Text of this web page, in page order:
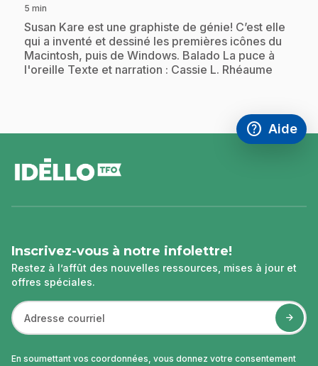
5 min
.Susan Kare est une graphiste de génie! C’est elle
qui a inventé et dessiné les premières icônes du
Macintosh, puis de Windows. Balado La puce à
l'oreille Texte et narration : Cassie L. Rhéaume
help
Accéder à
Aide
,Ce lien
de
page
Inscrivez-vous à notre infolettre!
Restez à l’affût des nouvelles ressources, mises à jour et
offres spéciales.
En soumettant vos coordonnées, vous donnez votre consentement